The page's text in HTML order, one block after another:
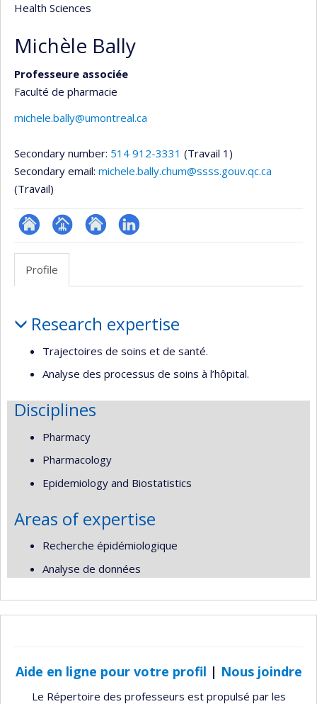
Health Sciences
Michèle Bally
Professeure associée
Faculté de pharmacie
michele.bally@umontreal.ca
Secondary number: 514 912-3331 (Travail 1)
Secondary email: michele.bally.chum@ssss.gouv.qc.ca
(Travail)
ResearchGate
Page Site
de
recherche
LinkedIn
Profile
Research expertise
Trajectoires de soins et de santé.
Analyse des processus de soins à l’hôpital.
Disciplines
Pharmacy
Pharmacology
Epidemiology and Biostatistics
Areas of expertise
Recherche épidémiologique
Analyse de données
Aide en ligne pour votre profil | Nous joindre
Le Répertoire des professeurs est propulsé par les